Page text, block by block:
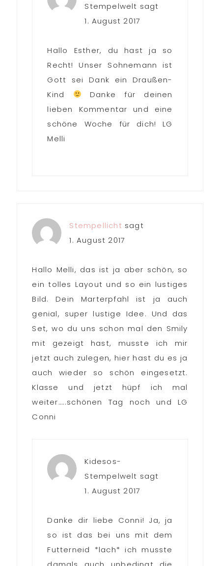
Stempelwelt sagt
1. August 2017
Hallo Esther, du hast ja so
Recht! Unser Sohnemann ist
Gott sei Dank ein Draußen-
Kind
Danke für deinen
lieben Kommentar und eine
schöne Woche für dich! LG
Melli
Stempellicht sagt
1. August 2017
Hallo Melli, das ist ja aber schön, so
ein tolles Layout und so ein lustiges
Bild. Dein Marterpfahl ist ja auch
genial, super lustige Idee. Und das
Set, wo du uns schon mal den Smily
mit gezeigt hast, musste ich mir
jetzt auch zulegen, hier hast du es ja
auch wieder so schön eingesetzt.
Klasse und jetzt hüpf ich mal
weiter…..schönen Tag noch und LG
Conni
Kidesos-
Stempelwelt sagt
1. August 2017
Danke dir liebe Conni! Ja, ja
so ist das bei uns mit dem
Futterneid *lach* ich musste